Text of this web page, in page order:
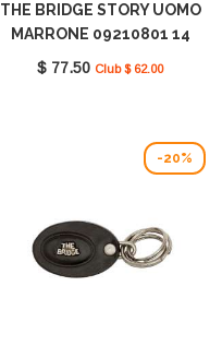
THE BRIDGE STORY UOMO
MARRONE 09210801 14
$ 77.50 Club $ 62.00
-20%